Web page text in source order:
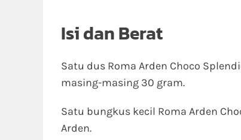
Isi dan Berat
Satu dus Roma Arden Choco
masing-masing 30 gram.
Satu bungkus kecil Roma Arden
Arden.